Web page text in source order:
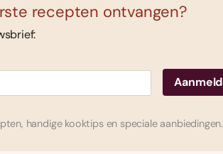
recepten ontvangen?
handige kooktips en speciale aanbiedingen.